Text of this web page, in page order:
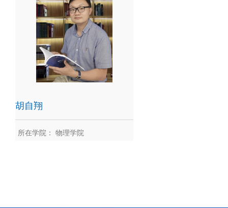
胡自翔
所在学院： 物理学院